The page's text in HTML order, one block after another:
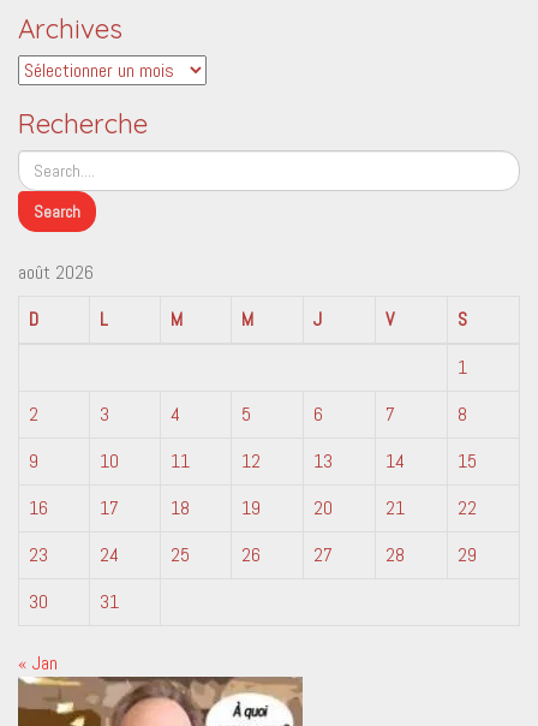
Archives
Archives
Recherche
août 2026
D
L M M J V
S
1
2
3 4 5 6 7
8
9
10 11 12 13 14
15
16
17 18 19 20 21
22
23
24 25 26 27 28
29
30
31
« Jan